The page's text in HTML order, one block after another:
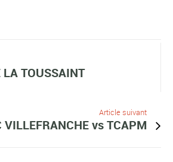
LA TOUSSAINT
Article suivant
VILLEFRANCHE vs TCAPM